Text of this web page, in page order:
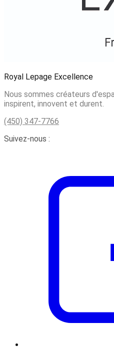
Royal Lepage Excellence
Nous sommes créateurs
inspirent, innovent et durent.
(450) 347-7766
Suivez-nous :